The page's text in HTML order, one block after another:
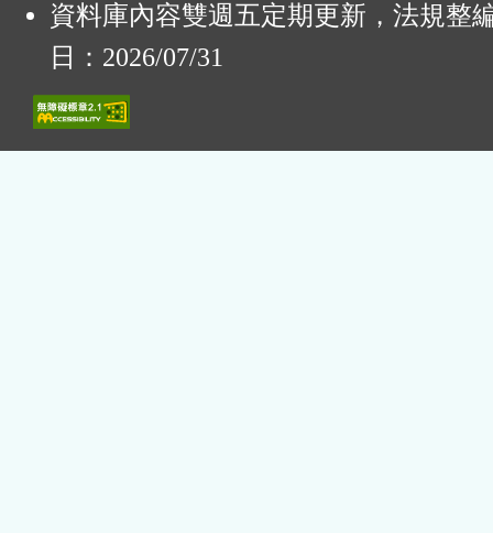
資料庫內容雙週五定期更新，法規整
日：2026/07/31